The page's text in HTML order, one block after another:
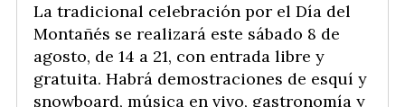
La tradicional celebración por el Día del
Montañés se realizará este sábado 8 de
agosto, de 14 a 21, con entrada libre y
gratuita. Habrá demostraciones de esquí y
snowboard, música en vivo, gastronomía y